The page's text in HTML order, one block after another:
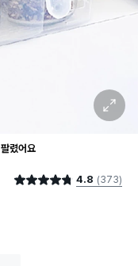
확대 보기
팔렸어요
별점 4.8점 4.8 (373)